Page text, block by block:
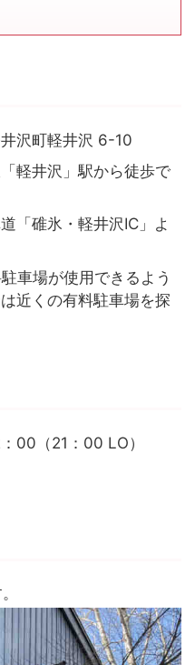
沢町軽井沢 6-10
軽井沢」駅から徒歩で
「碓氷・軽井沢IC」よ
車場が使用できるよう
近くの有料駐車場を探
00（21：00 LO）